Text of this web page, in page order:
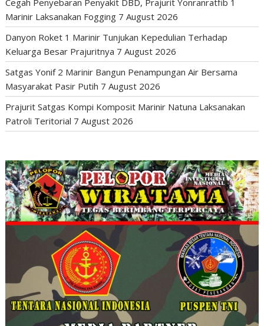
Cegah Penyebaran Penyakit DBD, Prajurit Yonranratfib 1
Marinir Laksanakan Fogging 7 August 2026
Danyon Roket 1 Marinir Tunjukan Kepedulian Terhadap
Keluarga Besar Prajuritnya 7 August 2026
Satgas Yonif 2 Marinir Bangun Penampungan Air Bersama
Masyarakat Pasir Putih 7 August 2026
Prajurit Satgas Kompi Komposit Marinir Natuna Laksanakan
Patroli Teritorial 7 August 2026